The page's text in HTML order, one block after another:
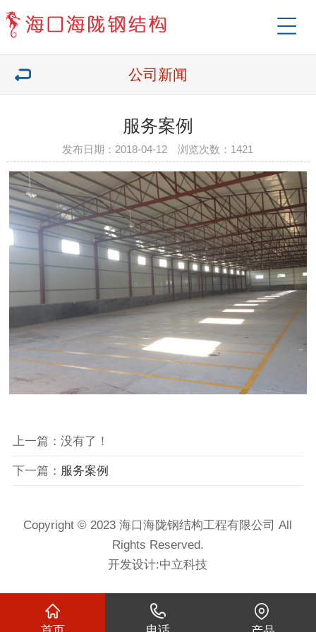
公司新闻
服务案例
发布日期：2018-04-12 浏览次数：1421
上一篇：没有了！
下一篇： 服务案例
Copyright © 2023 海口海陇钢结构工程有限公司 All
Rights Reserved.
开发设计:中立科技